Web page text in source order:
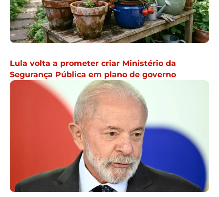
Lula volta a prometer criar Ministério da
Segurança Pública em plano de governo